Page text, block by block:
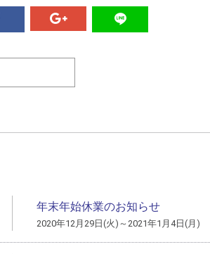
年末年始休業のお知らせ
2020年12月29日(火)～2021年1月4日(月)